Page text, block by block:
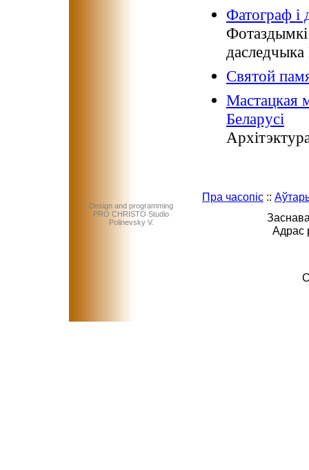
Фатограф і
Фотаздымкі
Святой
Мастацкая
Беларусі
Design and programming
PRO CHRISTO Studio
Polinevsky V.
Пра часопіс ::
Адрас